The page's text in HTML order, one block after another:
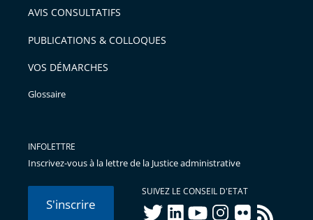
AVIS CONSULTATIFS
PUBLICATIONS & COLLOQUES
VOS DÉMARCHES
Glossaire
INFOLETTRE
Inscrivez-vous à la lettre de la Justice administrative
S'inscrire
SUIVEZ LE CONSEIL D'ETAT
twitterlinkedInyoutubeinstagram
flickr rss